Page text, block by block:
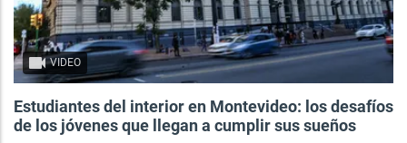
VIDEO
Estudiantes del interior en Montevideo: los desafíos
de los jóvenes que llegan a cumplir sus sueños